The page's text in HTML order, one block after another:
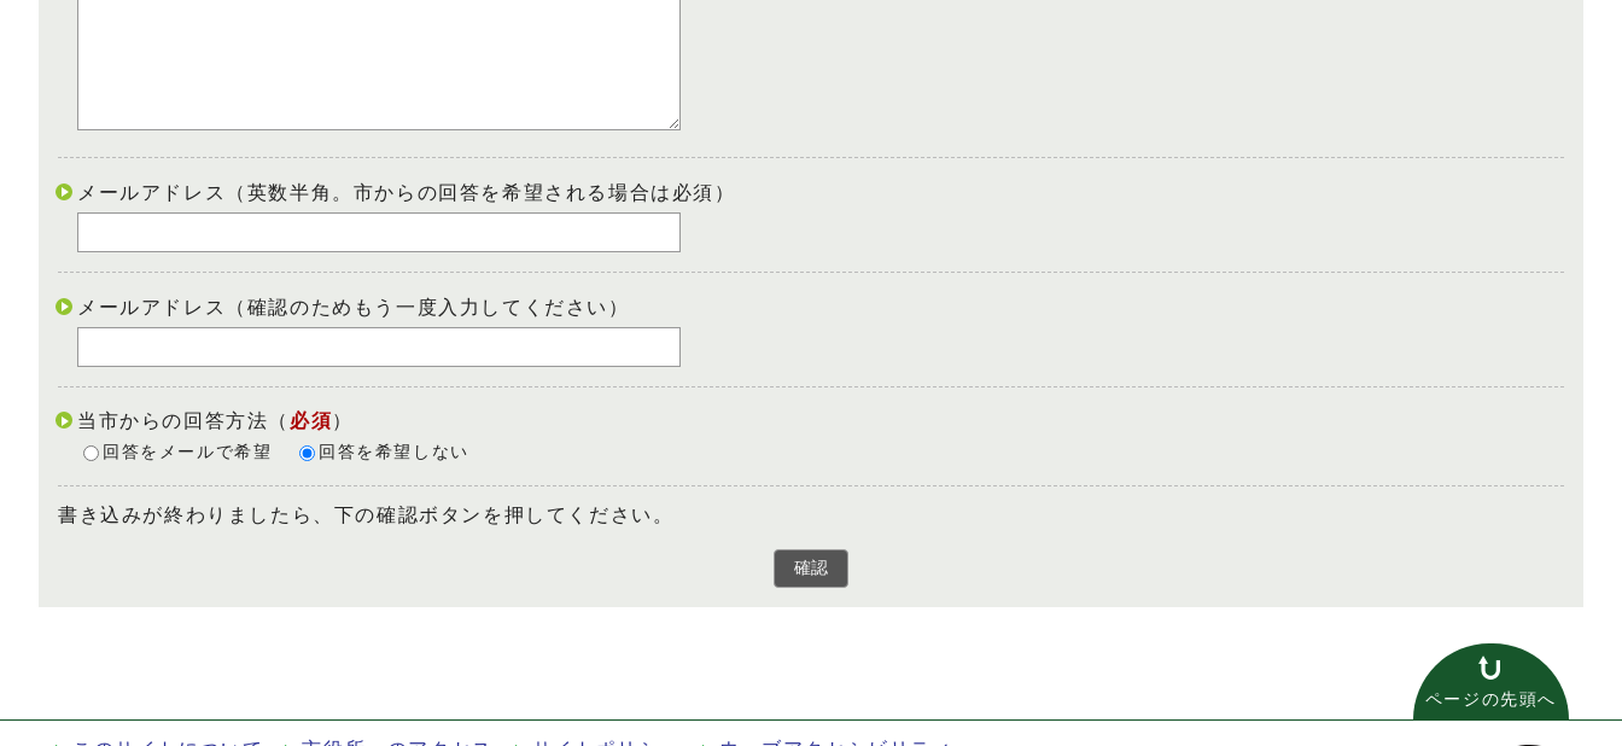
メールアドレス（英数半角。市からの回答を希望される場合は必須）
メールアドレス（確認のためもう一度入力してください）
当市からの回答方法 （ 必須）
回答をメールで希望 回答を希望しない
書き込みが終わりましたら、下の確認ボタンを押してください。
確認
ページの先頭へ